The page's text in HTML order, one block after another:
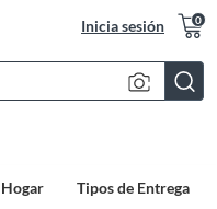
Inicia sesión 0
c
Tipos de Entrega